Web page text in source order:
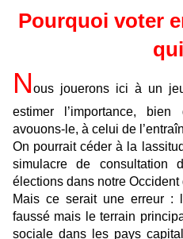
Pourquoi voter
Nous jouerons ici à un
estimer l’importance, bien
avouons-le, à celui de
On pourrait céder à la
simulacre de consultation
élections dans notre Occident
Mais ce serait une erreur :
faussé mais le terrain
sociale dans les pays